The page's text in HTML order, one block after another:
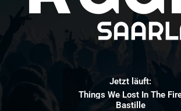
Jetzt läuft:
Things We Lost In The
Bastille